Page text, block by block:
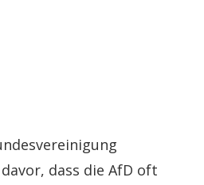
dass die AfD oft